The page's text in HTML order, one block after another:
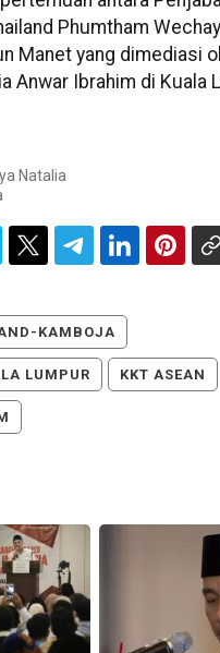
Phumtham
Manet yang dimediasi
Anwar Ibrahim di Kuala
Natalia
KAMBOJA
LUMPUR KKT ASEAN